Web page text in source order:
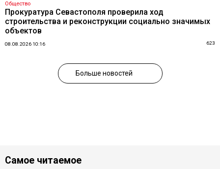
Общество
Прокуратура Севастополя проверила ход
строительства и реконструкции социально значимых
объектов
08.08.2026 10:16 623
Больше новостей
Самое читаемое